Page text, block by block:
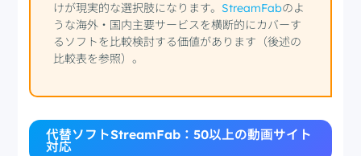
けが現実的な選択肢になります。 StreamFabのよ
うな海外・国内主要サービスを横断的にカバーす
るソフトを比較検討する価値があります（後述の
比較表を参照）。
代替ソフトStreamFab：50以上の動画サイト
対応